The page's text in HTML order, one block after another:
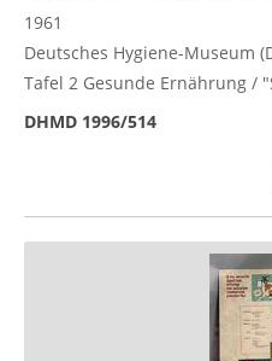
1961
Deutsches Hygiene-Museum
Tafel 2 Gesunde Ernährung /
DHMD 1996/514